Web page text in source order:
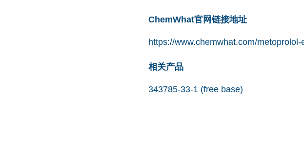
ChemWhat官网链接地址
https://www.chemwhat.com/
相关产品
343785-33-1 (free base)